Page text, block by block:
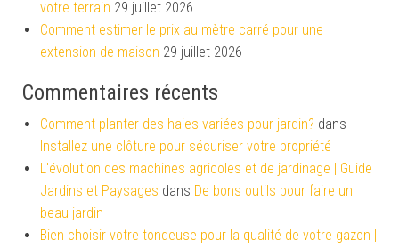
votre terrain 29 juillet 2026
Comment estimer le prix au mètre carré pour une
extension de maison 29 juillet 2026
Commentaires récents
Comment planter des haies variées pour jardin? dans
Installez une clôture pour sécuriser votre propriété
L'évolution des machines agricoles et de jardinage | Guide
Jardins et Paysages dans De bons outils pour faire un
beau jardin
Bien choisir votre tondeuse pour la qualité de votre gazon |